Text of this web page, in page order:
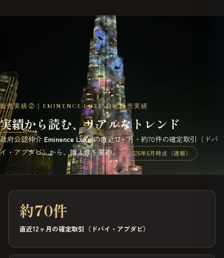
販売実績②｜EMINENCE LUXE 自社販売実績
実績から読む、リアルなトレンド
政府公認仲介 Eminence Luxeの直近12ヶ月・約70件の確定取引（ドバ
イ・アブダビ）から、購入像を要約。
2026年6月時点（速報）
約70件
直近12ヶ月の確定取引（ドバイ・アブダビ）